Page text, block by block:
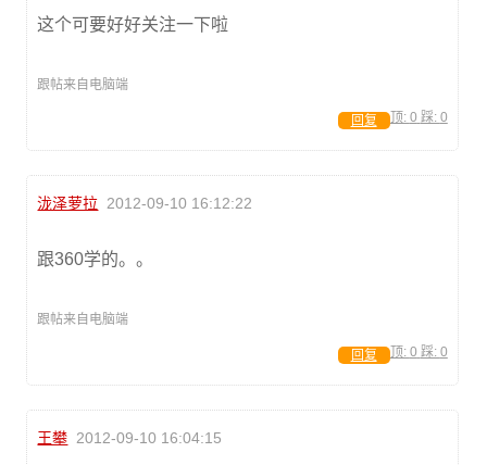
这个可要好好关注一下啦
跟帖来自电脑端
顶: 0 踩: 0
回复
泷泽萝拉 2012-09-10 16:12:22
跟360学的。。
跟帖来自电脑端
顶: 0 踩: 0
回复
王攀 2012-09-10 16:04:15